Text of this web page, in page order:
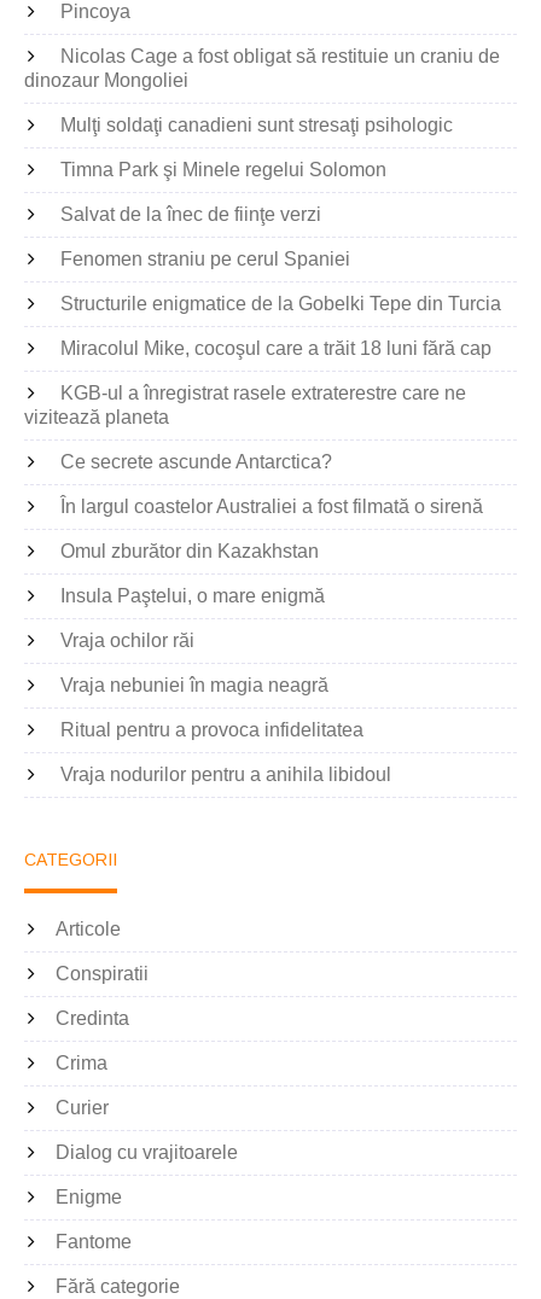
Pincoya
Nicolas Cage a fost obligat să restituie un craniu de
dinozaur Mongoliei
Mulţi soldaţi canadieni sunt stresaţi psihologic
Timna Park şi Minele regelui Solomon
Salvat de la înec de fiinţe verzi
Fenomen straniu pe cerul Spaniei
Structurile enigmatice de la Gobelki Tepe din Turcia
Miracolul Mike, cocoşul care a trăit 18 luni fără cap
KGB-ul a înregistrat rasele extraterestre care ne
vizitează planeta
Ce secrete ascunde Antarctica?
În largul coastelor Australiei a fost filmată o sirenă
Omul zburător din Kazakhstan
Insula Paştelui, o mare enigmă
Vraja ochilor răi
Vraja nebuniei în magia neagră
Ritual pentru a provoca infidelitatea
Vraja nodurilor pentru a anihila libidoul
CATEGORII
Articole
Conspiratii
Credinta
Crima
Curier
Dialog cu vrajitoarele
Enigme
Fantome
Fără categorie